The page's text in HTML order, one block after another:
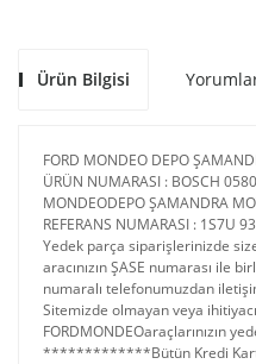
Ürün Bilgisi
FORD MONDEO DEPO
ÜRÜN NUMARASI : BOSCH
MONDEODEPO ŞAMANDRA
REFERANS NUMARASI : 1S7U
Yedek parça siparişlerinizde
aracınızın ŞASE numarası ile
numaralı telefonumuzdan
Sitemizde olmayan veya
FORDMONDEOaraçlarınızın
*************Bütün Kredi